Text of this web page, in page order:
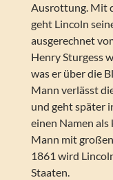
Ausrottung. Mit
geht Lincoln
ausgerechnet
Henry Sturgess
was er über die
Mann verlässt
und geht später
einen Namen
Mann mit
1861 wird
Staaten.